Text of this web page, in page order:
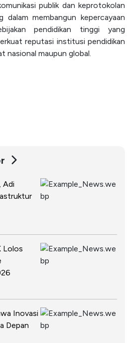
publik dan keprotokolan
dalam membangun kepercayaan
pendidikan tinggi yang
reputasi institusi pendidikan
nasional maupun global.
Adi
Lolos
Inovasi
Depan